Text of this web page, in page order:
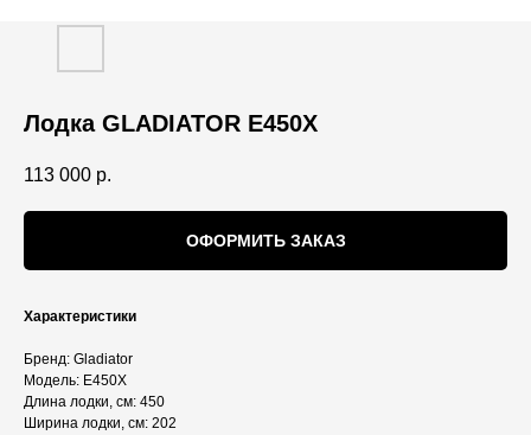
Лодка GLADIATOR E450X
113 000 р.
ОФОРМИТЬ ЗАКАЗ
Характеристики
Бренд: Gladiator
Модель: E450X
Длина лодки, см: 450
Ширина лодки, см: 202